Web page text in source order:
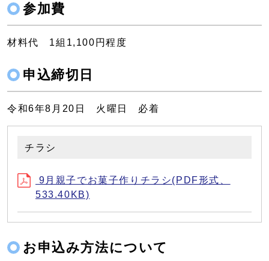
参加費
材料代 1組1,100円程度
申込締切日
令和6年8月20日 火曜日 必着
チラシ
9月親子でお菓子作りチラシ(PDF形式、
533.40KB)
お申込み方法について